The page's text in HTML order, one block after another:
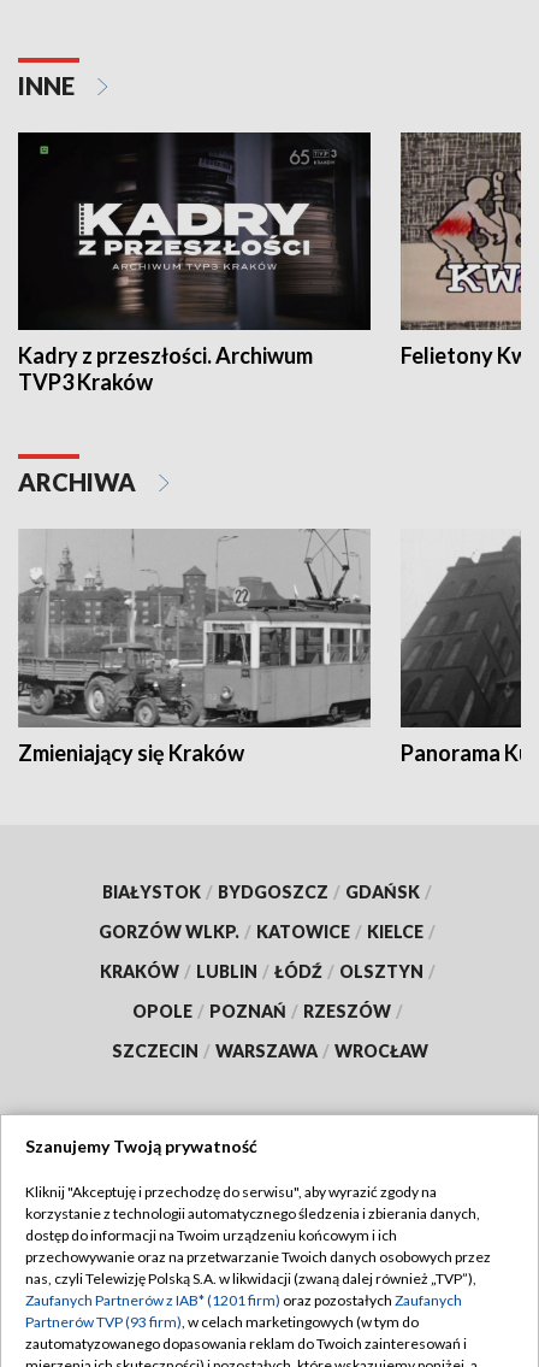
INNE
Kadry z przeszłości. Archiwum
TVP3 Kraków
Felietony
ARCHIWA
Zmieniający się Kraków Panorama
BIAŁYSTOK / BYDGOSZCZ / GDAŃSK /
GORZÓW WLKP. / KATOWICE / KIELCE /
KRAKÓW / LUBLIN / ŁÓDŹ / OLSZTYN /
OPOLE / POZNAŃ / RZESZÓW /
SZCZECIN / WARSZAWA / WROCŁAW
TVP
Abonament TVP
Emisja w TVP
Centrum informacji TVP
Regulamin TVP
Polityka prywatności
Moje zgody
Szanujemy Twoją prywatność
Kliknij "Akceptuję i przechodzę do serwisu", aby wyrazić zgody na
korzystanie z technologii automatycznego śledzenia i zbierania danych,
dostęp do informacji na Twoim urządzeniu końcowym i ich
przechowywanie oraz na przetwarzanie Twoich danych osobowych przez
nas, czyli Telewizję Polską S.A. w likwidacji (zwaną dalej również „TVP”),
Zaufanych Partnerów z IAB* (1201 firm) oraz pozostałych Zaufanych
Partnerów TVP (93 firm), w celach marketingowych (w tym do
zautomatyzowanego dopasowania reklam do Twoich zainteresowań i